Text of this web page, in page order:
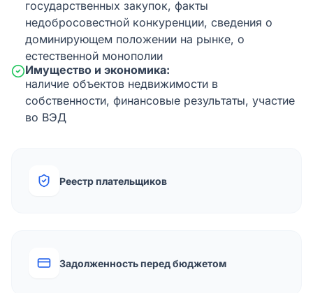
государственных закупок, факты
недобросовестной конкуренции, сведения о
доминирующем положении на рынке, о
естественной монополии
Имущество и экономика:
наличие объектов недвижимости в
собственности, финансовые результаты, участие
во ВЭД
Реестр плательщиков
Задолженность перед бюджетом